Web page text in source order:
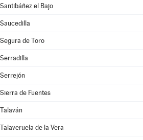
Santibáñez el Bajo
Saucedilla
Segura de Toro
Serradilla
Serrejón
Sierra de Fuentes
Talaván
Talaveruela de la Vera